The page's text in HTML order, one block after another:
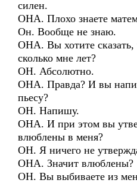
силен.
ОНА. Плохо знаете
Он. Вообще не знаю.
ОНА. Вы хотите сказать,
сколько мне лет?
ОН. Абсолютно.
ОНА. Правда? И вы
пьесу?
ОН. Напишу.
ОНА. И при этом вы
влюблены в меня?
ОН. Я ничего не
ОНА. Значит влюблены?
ОН. Вы выбиваете из